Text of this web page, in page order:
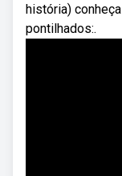
história)
pontilhados:.